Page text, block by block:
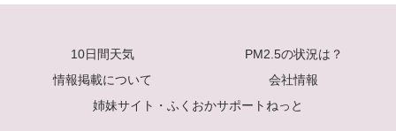
10日間天気
PM2.5の状況は？
情報掲載について
会社情報
姉妹サイト・ふくおかサポートねっと